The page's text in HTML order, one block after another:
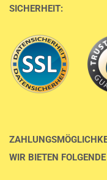
SICHERHEIT:
WIR BIETEN